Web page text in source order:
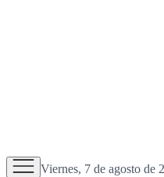
Viernes, 7 de agosto de